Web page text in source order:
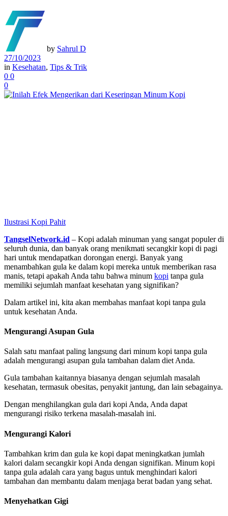
by Sahrul D
27/10/2023
in Kesehatan, Tips & Trik
0 0
0
Ilustrasi Kopi Pahit
TangselNetwork.id – Kopi adalah minuman yang sangat populer di
seluruh dunia, dan banyak orang menikmati secangkir kopi di pagi
hari untuk mendapatkan dorongan energi. Banyak yang
menambahkan gula ke dalam kopi mereka untuk memberikan rasa
manis, tetapi apakah Anda tahu bahwa minum kopi tanpa gula
memiliki sejumlah manfaat kesehatan yang signifikan?
Dalam artikel ini, kita akan membahas manfaat kopi tanpa gula
untuk kesehatan Anda.
Mengurangi Asupan Gula
Salah satu manfaat paling langsung dari minum kopi tanpa gula
adalah mengurangi asupan gula tambahan dalam diet Anda.
Gula tambahan kaitannya biasanya dengan sejumlah masalah
kesehatan, termasuk obesitas, penyakit jantung, dan lain sebagainya.
Dengan menghilangkan gula dari kopi Anda, Anda dapat
mengurangi risiko terkena masalah-masalah ini.
Mengurangi Kalori
Tambahkan krim dan gula ke kopi dapat meningkatkan jumlah
kalori dalam secangkir kopi Anda dengan signifikan. Minum kopi
tanpa gula adalah cara yang bagus untuk menghindari kalori
tambahan dan membantu dalam menjaga berat badan yang sehat.
Menyehatkan Gigi